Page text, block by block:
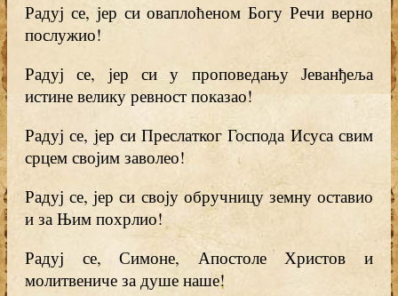
Радуј се, јер си оваплоћеном Богу Речи верно
послужио!
Радуј се, јер си у проповедању Јеванђеља
истине велику ревност показао!
Радуј се, јер си Преслатког Господа Исуса свим
срцем својим заволео!
Радуј се, јер си своју обручницу земну оставио
и за Њим похрлио!
Радуј се, Симоне, Апостоле Христов и
молитвениче за душе наше!